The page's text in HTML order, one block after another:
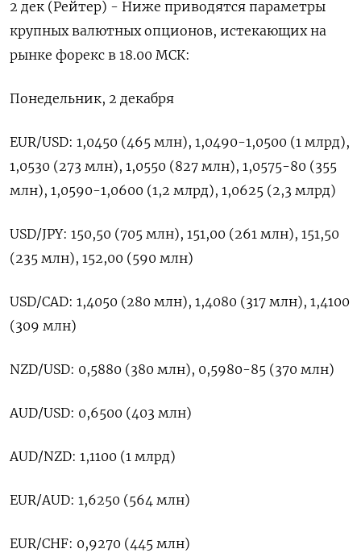
2 дек (Рейтер) - Ниже приводятся параметры
крупных валютных опционов, истекающих на
рынке форекс в 18.00 МСК:
Понедельник, 2 декабря
EUR/USD: 1,0450 (465 млн), 1,0490-1,0500 (1 млрд),
1,0530 (273 млн), 1,0550 (827 млн), 1,0575-80 (355
млн), 1,0590-1,0600 (1,2 млрд), 1,0625 (2,3 млрд)
USD/JPY: 150,50 (705 млн), 151,00 (261 млн), 151,50
(235 млн), 152,00 (590 млн)
USD/CAD: 1,4050 (280 млн), 1,4080 (317 млн), 1,4100
(309 млн)
NZD/USD: 0,5880 (380 млн), 0,5980-85 (370 млн)
AUD/USD: 0,6500 (403 млн)
AUD/NZD: 1,1100 (1 млрд)
EUR/AUD: 1,6250 (564 млн)
EUR/CHF: 0,9270 (445 млн)